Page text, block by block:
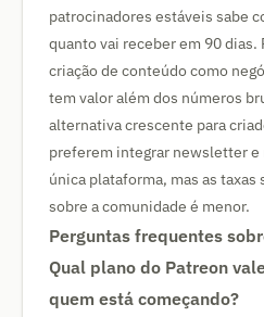
patrocinadores estáveis sabe
quanto vai receber em 90 dias.
criação de conteúdo como
tem valor além dos números
alternativa crescente para
preferem integrar newsletter e
única plataforma, mas as
sobre a comunidade é menor.
Perguntas frequentes
Qual plano do Patreon
quem está começando?